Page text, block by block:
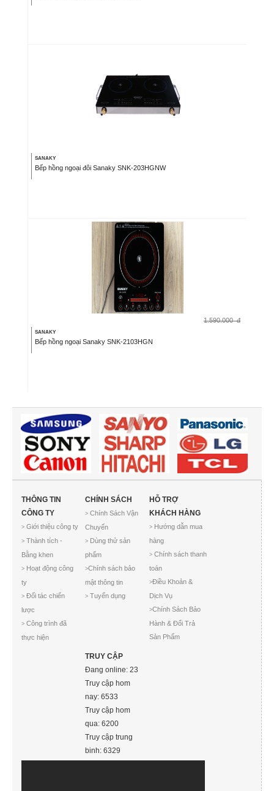
SANAKY
Bếp hồng ngoại đôi Sanaky SNK-203HGNW
1.590.000 đ
SANAKY
Bếp hồng ngoại Sanaky SNK-2103HGN
THÔNG TIN
CÔNG TY
> Giới thiệu công ty
> Thành tích -
Bằng khen
> Hoạt động công
ty
> Đối tác chiến
lược
> Công trình đã
thực hiện
CHÍNH SÁCH
> Chính Sách Vận
Chuyển
> Dùng thử sản
phẩm
>Chính sách bảo
mật thông tin
> Tuyển dụng
HỖ TRỢ
KHÁCH HÀNG
>Hướng dẫn mua
hàng
>Chính sách thanh
toán
>Điều Khoản &
Dịch Vụ
>Chính Sách Bảo
Hành & Đổi Trả
Sản Phẩm
TRUY CẬP
Đang online: 23
Truy cập hom
nay: 6533
Truy cập hom
qua: 6200
Truy cập trung
binh: 6329